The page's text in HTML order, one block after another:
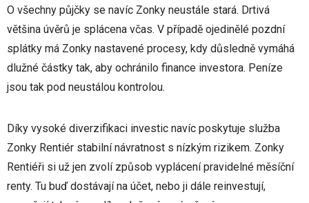
O všechny půjčky se navíc Zonky neustále stará. Drtivá
většina úvěrů je splácena včas. V případě ojedinělé pozdní
splátky má Zonky nastavené procesy, kdy důsledně vymáhá
dlužné částky tak, aby ochránilo finance investora. Peníze
jsou tak pod neustálou kontrolou.
Díky vysoké diverzifikaci investic navíc poskytuje služba
Zonky Rentiér stabilní návratnost s nízkým rizikem. Zonky
Rentiéři si už jen zvolí způsob vyplácení pravidelné měsíční
renty. Tu buď dostávají na účet, nebo ji dále reinvestují,